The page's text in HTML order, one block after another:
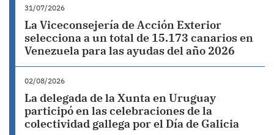
31/07/2026
La Viceconsejería de Acción Exterior
selecciona a un total de 15.173 canarios en
Venezuela para las ayudas del año 2026
02/08/2026
La delegada de la Xunta en Uruguay
participó en las celebraciones de la
colectividad gallega por el Día de Galicia